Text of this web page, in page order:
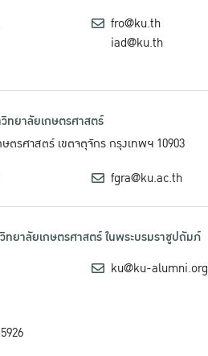
fro@ku.th
iad@ku.th
ยาลัยเกษตรศาสตร์
รศาสตร์ เขตจตุจักร กรุงเทพฯ 10903
fgra@ku.ac.th
ยาลัยเกษตรศาสตร์ ในพระบรมราชูปถัมภ์
ku@ku-alumni.org